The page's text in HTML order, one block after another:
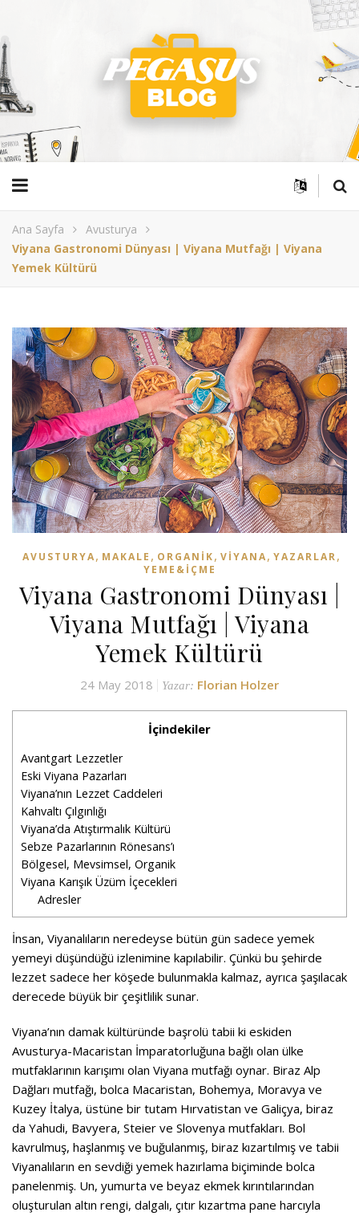
Ana Sayfa
Avusturya
Viyana Gastronomi Dünyası | Viyana Mutfağı | Viyana
Yemek Kültürü
AVUSTURYA, MAKALE , ORGANIK, VIYANA, YAZARLAR,
YEME&İÇME
Viyana Gastronomi Dünyası |
Viyana Mutfağı | Viyana
Yemek Kültürü
24 May 2018 Yazar: Florian Holzer
İçindekiler
Avantgart Lezzetler
Eski Viyana Pazarları
Viyana’nın Lezzet Caddeleri
Kahvaltı Çılgınlığı
Viyana’da Atıştırmalık Kültürü
Sebze Pazarlarının Rönesans’ı
Bölgesel, Mevsimsel, Organik
Viyana Karışık Üzüm İçecekleri
Adresler
İnsan, Viyanalıların neredeyse bütün gün sadece yemek
yemeyi düşündüğü izlenimine kapılabilir. Çünkü bu şehirde
lezzet sadece her köşede bulunmakla kalmaz, ayrıca şaşılacak
derecede büyük bir çeşitlilik sunar.
Viyana’nın damak kültüründe başrolü tabii ki eskiden
Avusturya-Macaristan İmparatorluğuna bağlı olan ülke
mutfaklarının karışımı olan Viyana mutfağı oynar. Biraz Alp
Dağları mutfağı, bolca Macaristan, Bohemya, Moravya ve
Kuzey İtalya, üstüne bir tutam Hırvatistan ve Galiçya, biraz
da Yahudi, Bavyera, Steier ve Slovenya mutfakları. Bol
kavrulmuş, haşlanmış ve buğulanmış, biraz kızartılmış ve tabii
Viyanalıların en sevdiği yemek hazırlama biçiminde bolca
panelenmiş. Un, yumurta ve beyaz ekmek kırıntılarından
oluşturulan altın rengi, dalgalı, çıtır kızartma pane harcıyla